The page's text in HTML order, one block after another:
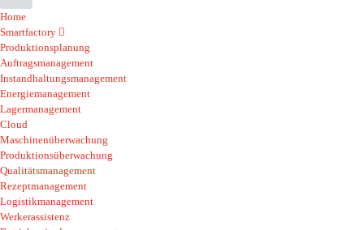
Home
Smartfactory
Produktionsplanung
Auftragsmanagement
Instandhaltungsmanagement
Energiemanagement
Lagermanagement
Cloud
Maschinenüberwachung
Produktionsüberwachung
Qualitätsmanagement
Rezeptmanagement
Logistikmanagement
Werkerassistenz